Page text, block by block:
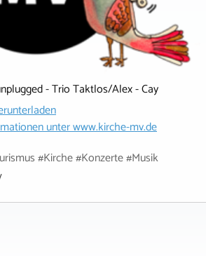
- Trio Taktlos/Alex - Cay
unterwww.kirche-mv.de
#Kirche #Konzerte #Musik